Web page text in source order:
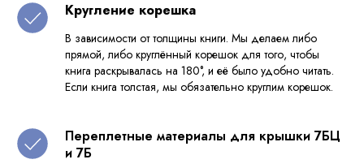
Кругление корешка
В зависимости от толщины книги. Мы делаем либо
прямой, либо круглённый корешок для того, чтобы
книга раскрывалась на 180°, и её было удобно читать.
Если книга толстая, мы обязательно круглим корешок.
Переплетные материалы для крышки 7БЦ
и 7Б